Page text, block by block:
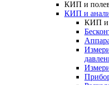
КИП и
КИП и
КИП и